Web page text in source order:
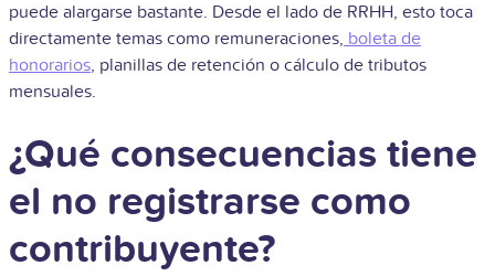
puede alargarse bastante. Desde el lado de RRHH, esto toca
directamente temas como remuneraciones, boleta de
honorarios, planillas de retención o cálculo de tributos
mensuales.
¿Qué consecuencias tiene
el no registrarse como
contribuyente?